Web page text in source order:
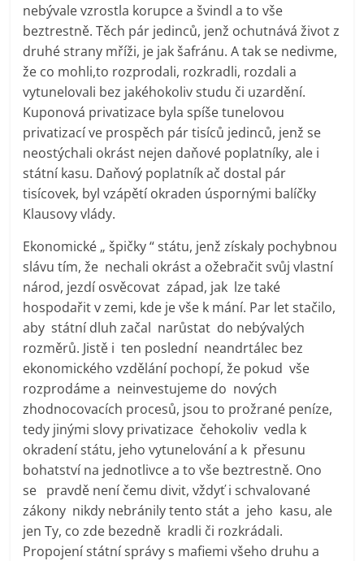
nebývale vzrostla korupce a švindl a to vše
beztrestně. Těch pár jedinců, jenž ochutnává život z
druhé strany mříži, je jak šafránu. A tak se nedivme,
že co mohli,to rozprodali, rozkradli, rozdali a
vytunelovali bez jakéhokoliv studu či uzardění.
Kuponová privatizace byla spíše tunelovou
privatizací ve prospěch pár tisíců jedinců, jenž se
neostýchali okrást nejen daňové poplatníky, ale i
státní kasu. Daňový poplatník ač dostal pár
tisícovek, byl vzápětí okraden úspornými balíčky
Klausovy vlády.
Ekonomické „ špičky “ státu, jenž získaly pochybnou
slávu tím, že nechali okrást a ožebračit svůj vlastní
národ, jezdí osvěcovat západ, jak lze také
hospodařit v zemi, kde je vše k mání. Par let stačilo,
aby státní dluh začal narůstat do nebývalých
rozměrů. Jistě i ten poslední neandrtálec bez
ekonomického vzdělání pochopí, že pokud vše
rozprodáme a neinvestujeme do nových
zhodnocovacích procesů, jsou to prožrané peníze,
tedy jinými slovy privatizace čehokoliv vedla k
okradení státu, jeho vytunelování a k přesunu
bohatství na jednotlivce a to vše beztrestně. Ono
se pravdě není čemu divit, vždyť i schvalované
zákony nikdy nebránily tento stát a jeho kasu, ale
jen Ty, co zde bezedně kradli či rozkrádali.
Propojení státní správy s mafiemi všeho druhu a